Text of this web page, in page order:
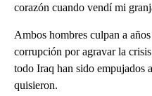
corazón cuando vendí mi
Ambos hombres culpan a
corrupción por agravar la
todo Iraq han sido empujados
quisieron.